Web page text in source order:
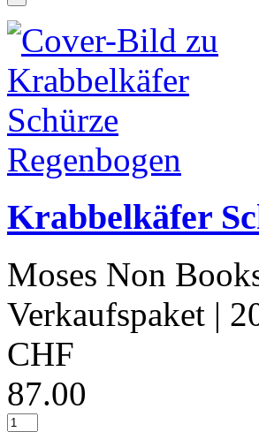
Krabbelkäfer
Moses Non
Verkaufspaket |
CHF
87.00